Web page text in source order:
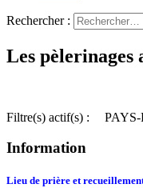
Rechercher :
Les pèlerinages
Filtre(s) actif(s) :
Information
Lieu de prière et